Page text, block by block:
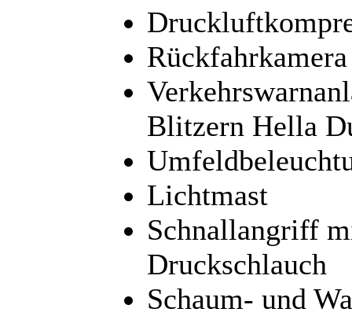
Rückfahrkamera
Blitzern Hella
Lichtmast
Schnallangriff
Druckschlauch
Schaum- und